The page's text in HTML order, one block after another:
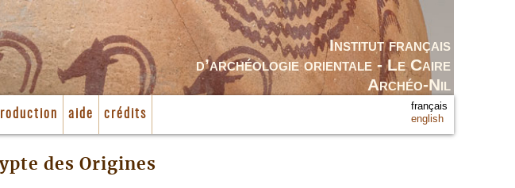
Institut français
d’archéologie orientale - Le Caire
Archéo-Nil
aide crédits
français
english
des Origines